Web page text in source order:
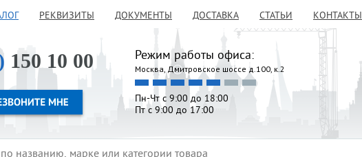
РЕКВИЗИТЫ ДОКУМЕНТЫ ДОСТАВКА СТАТЬИ КОНТАКТЫ
150 10 00 Режим работы офиса:
Москва, Дмитровское шоссе д.100, к.2
Пн-Чт с 9:00 до 18:00
Пт с 9:00 до 17:00